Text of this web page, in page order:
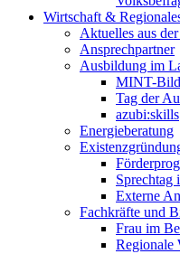
Wirtschaft &
Aktuelles aus
Ansprechpartner
Ausbildung im
MINT-
Tag der
azubi:skills
Energieberatung
Sprechtag
Externe
Fachkräfte und
Frau im
Regionale